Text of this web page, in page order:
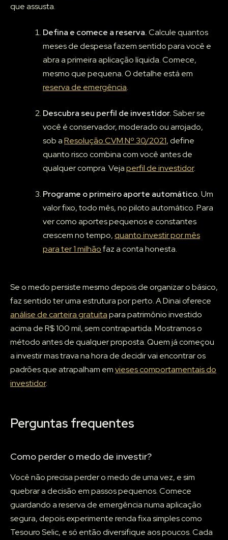
que assusta.
Defina e comece a reserva.Calcule quantos
meses de despesa fazem sentido para você e
abra a primeira aplicação líquida. Comece,
mesmo que pequena. O detalhe está em
reserva de emergência.
Descubra seu perfil de investidor.Saber se
você é conservador, moderado ou arrojado,
sob aResolução CVM Nº 30/2021, define
quanto risco combina com você antes de
qualquer compra. Vejaperfil de investidor.
Programe o primeiro aporte automático.Um
valor fixo, todo mês, no piloto automático. Para
ver como aportes pequenos e constantes
crescem no tempo,quanto investir por mês
para ter 1 milhãofaz a conta honesta.
Se o medo persiste mesmo depois de organizar o básico,
faz sentido ter uma estrutura por perto. A Dinai oferece
análise de carteira gratuitapara patrimônio investido
acima de R$ 100 mil, sem contrapartida. Mostramos o
método antes de qualquer proposta. Quem já começou
a investir mas trava na hora de decidir vai encontrar os
padrões que atrapalham emvieses comportamentais do
investidor.
Perguntas frequentes
Como perder o medo de investir?
Você não precisa perder o medo de uma vez, e sim
quebrar a decisão em passos pequenos. Comece
guardando a reserva de emergência numa aplicação
segura, depois experimente renda fixa simples como
Tesouro Selic, e só então diversifique aos poucos. Cada